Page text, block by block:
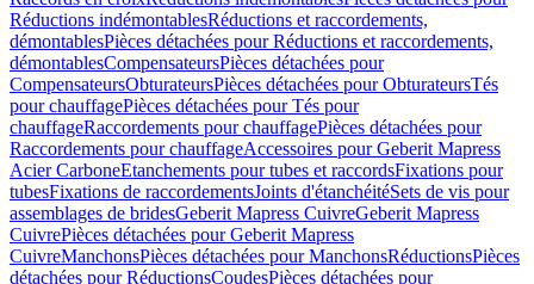
Réductions indémontablesRéductions et raccordements,
démontablesPièces détachées pour Réductions et raccordements,
démontablesCompensateursPièces détachées pour
CompensateursObturateursPièces détachées pour ObturateursTés
pour chauffagePièces détachées pour Tés pour
chauffageRaccordements pour chauffagePièces détachées pour
Raccordements pour chauffageAccessoires pour Geberit Mapress
Acier CarboneEtanchements pour tubes et raccordsFixations pour
tubesFixations de raccordementsJoints d'étanchéitéSets de vis pour
assemblages de bridesGeberit Mapress CuivreGeberit Mapress
CuivrePièces détachées pour Geberit Mapress
CuivreManchonsPièces détachées pour ManchonsRéductionsPièces
détachées pour RéductionsCoudesPièces détachées pour